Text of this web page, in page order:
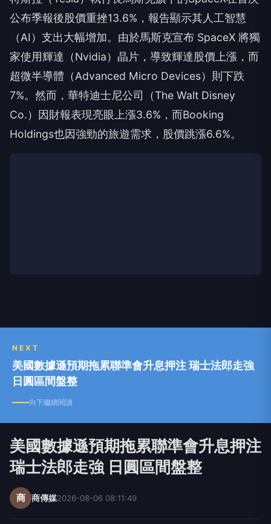
公布季報後股價重挫13.6%，報告顯示其人工智慧
（AI）支出大幅增加。由於馬斯克宣布 SpaceX 將獨
家使用輝達（Nvidia）晶片，導致輝達股價上漲，而
超微半導體（Advanced Micro Devices）則下跌
7%。然而，華特迪士尼公司（The Walt Disney
Co.）因財報表現亮眼上漲3.6%，而Booking
Holdings也因強勁的旅遊需求，股價跳漲6.6%。
NEXT
美國數據遜預期拖累聯準會升息押注 瑞士法郎走強
日圓區間盤整
向下繼續閱讀
美國數據遜預期拖累聯準會升息押注
瑞士法郎走強 日圓區間盤整
商 商傳媒2026-08-06 08:11:49